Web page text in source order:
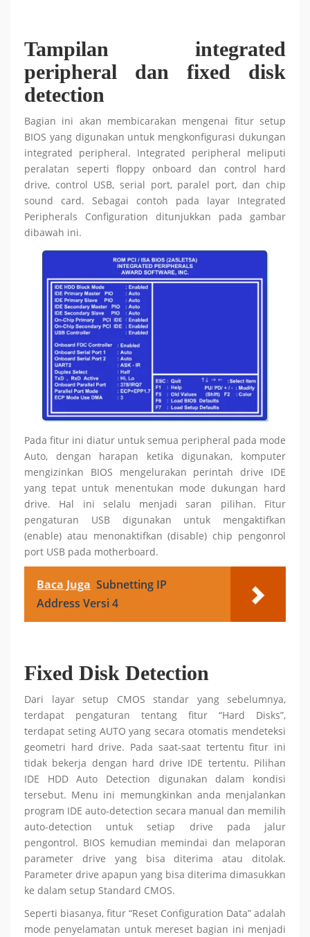
Tampilan integrated
peripheral dan fixed disk
detection
Bagian ini akan membicarakan mengenai fitur setup
BIOS yang digunakan untuk mengkonfigurasi dukungan
integrated peripheral. Integrated peripheral meliputi
peralatan seperti floppy onboard dan control hard
drive, control USB, serial port, paralel port, dan chip
sound card. Sebagai contoh pada layar Integrated
Peripherals Configuration ditunjukkan pada gambar
dibawah ini.
Pada fitur ini diatur untuk semua peripheral pada mode
Auto, dengan harapan ketika digunakan, komputer
mengizinkan BIOS mengelurakan perintah drive IDE
yang tepat untuk menentukan mode dukungan hard
drive. Hal ini selalu menjadi
saran pilihan. Fitur
pengaturan USB digunakan untuk mengaktifkan
(enable) atau menonaktifkan (disable) chip pengonrol
port USB pada motherboard.
Baca Juga Subnetting IP
Address Versi 4
Fixed Disk Detection
Dari layar setup CMOS standar yang sebelumnya,
terdapat pengaturan tentang fitur “Hard Disks”,
terdapat seting AUTO yang secara otomatis mendeteksi
geometri hard drive. Pada saat-saat tertentu fitur ini
tidak bekerja dengan hard drive IDE tertentu. Pilihan
IDE HDD Auto Detection digunakan dalam kondisi
tersebut. Menu ini memungkinkan anda menjalankan
program IDE auto-detection secara manual dan memilih
auto-detection untuk setiap drive pada jalur
pengontrol. BIOS kemudian memindai dan melaporan
parameter drive yang bisa diterima atau ditolak.
Parameter drive apapun yang bisa diterima dimasukkan
ke dalam setup Standard CMOS.
Seperti biasanya, fitur “Reset Configuration Data” adalah
mode penyelamatan untuk mereset bagian ini menjadi